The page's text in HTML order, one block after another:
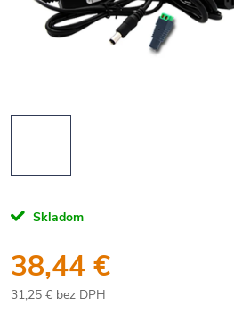
Skladom
38,44 €
31,25 € bez DPH